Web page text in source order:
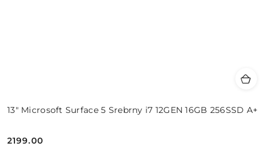
13" Microsoft Surface 5 Srebrny i7 12GEN 16GB 256SSD A+
2199.00